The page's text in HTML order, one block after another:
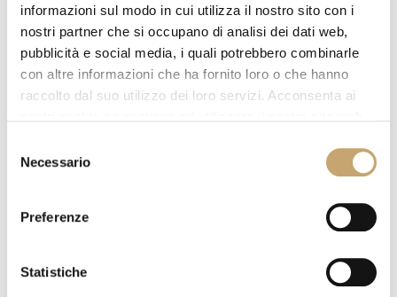
informazioni sul modo in cui utilizza il nostro sito con i
nostri partner che si occupano di analisi dei dati web,
pubblicità e social media, i quali potrebbero combinarle
con altre informazioni che ha fornito loro o che hanno
raccolto dal suo utilizzo dei loro servizi. Acconsenta ai
delNecessario
Preferenze
Statistiche
Dichiarazione Cookie aggiornata l'ultima volta il
31/07/2026 daCookiebot:
Necessario (2)
rendere fruibile un sito web abilitando le
funzioni di base come la navigazione della
sito web non può funzionare correttamente
Durata